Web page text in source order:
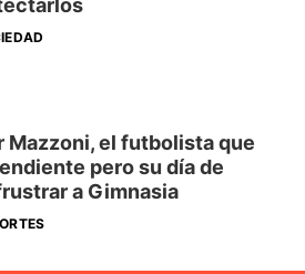
Mazzoni, el futbolista que
pero su día de
a Gimnasia